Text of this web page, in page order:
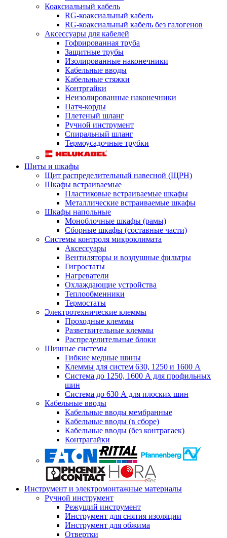
Коаксиальный кабель
RG-коаксиальный кабель
RG-коаксиальный кабель без галогенов
Аксессуары для кабелей
Гофрированная труба
Защитные трубы
Изолированные наконечники
Кабельные вводы
Кабельные стяжки
Контргайки
Неизолированные наконечники
Патч-корды
Плетеный шланг
Ручной инструмент
Спиральный шланг
Термоусадочные трубки
Щиты и шкафы
Щит распределительный навесной (ЩРН)
Шкафы встраиваемые
Пластиковые встраиваемые шкафы
Металлические встраиваемые шкафы
Шкафы напольные
Моноблочные шкафы (рамы)
Сборные шкафы (составные части)
Системы контроля микроклимата
Аксессуары
Вентиляторы и воздушные фильтры
Гигростаты
Нагреватели
Охлаждающие устройства
Теплообменники
Термостаты
Электротехнические клеммы
Проходные клеммы
Разветвительные клеммы
Распределительные блоки
Шинные системы
Гибкие медные шины
Клеммы для систем 630, 1250 и 1600 А
Система до 1250, 1600 А для профильных
шин
Система до 630 А для плоских шин
Кабельные вводы
Кабельные вводы мембранные
Кабельные вводы (в сборе)
Кабельные вводы (без контрагаек)
Контрагайки
Инструмент и электромонтажные материалы
Ручной инструмент
Режущий инструмент
Инструмент для снятия изоляции
Инструмент для обжима
Отвертки